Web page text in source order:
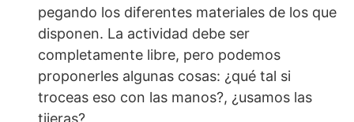
pegando los diferentes materiales de los que
disponen. La actividad debe ser
completamente libre, pero podemos
proponerles algunas cosas: ¿qué tal si
troceas eso con las manos?, ¿usamos las
tijeras?